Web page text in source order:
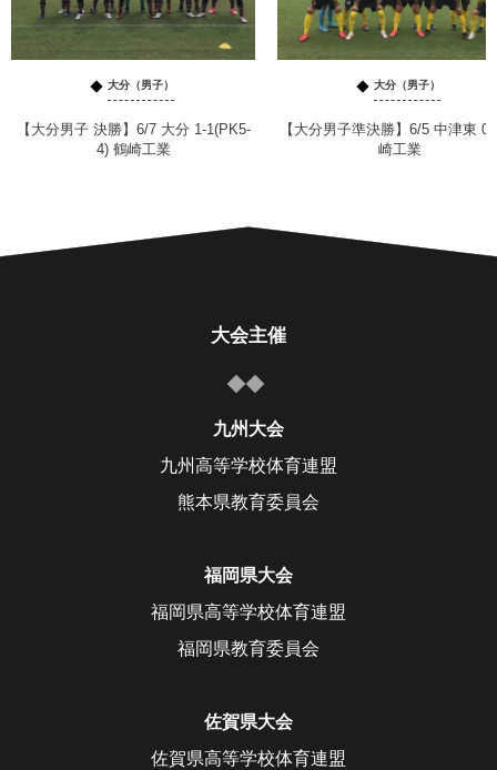
大分（男子）
【大分男子 決勝】6/7 大分 1-1(PK5-
4) 鶴崎工業
大分（男子）
【大分男子準決勝】6/5 中津東
崎工業
大会主催
九州大会
九州高等学校体育連盟
熊本県教育委員会
福岡県大会
福岡県高等学校体育連盟
福岡県教育委員会
佐賀県大会
佐賀県高等学校体育連盟